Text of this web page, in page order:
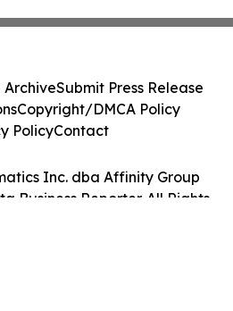
Inc. dba Affinity Group
Business Reporter. All Rights
ArchiveSubmit Press Release
Copyright/DMCA Policy
PolicyContact